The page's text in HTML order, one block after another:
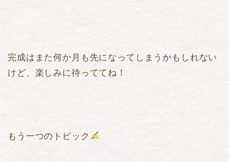
完成はまた何か月も先になってしまうかもしれない
けど、楽しみに待っててね！
もう一つのトピック